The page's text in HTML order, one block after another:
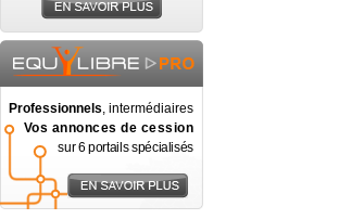
Professionnels, intermédiaires
Vos annonces de cession
sur 6 portails spécialisés